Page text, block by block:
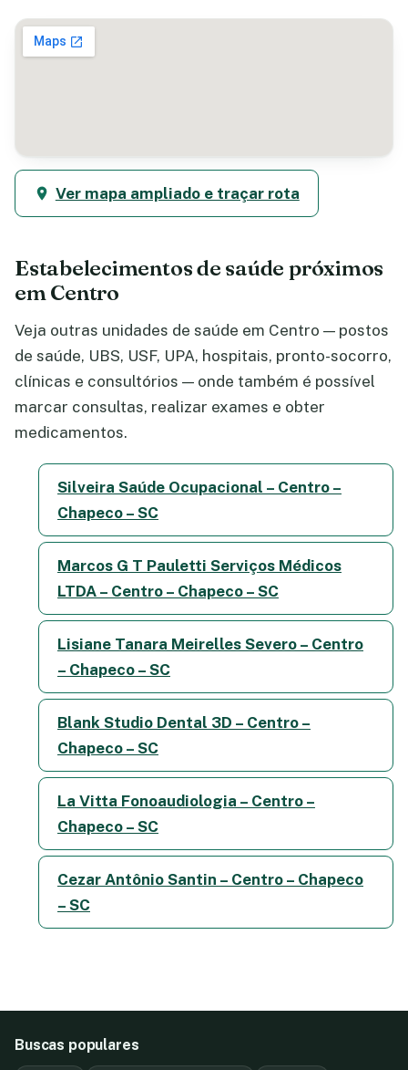
Ver mapa ampliado e traçar rota
Estabelecimentos de saúde próximos
em Centro
Veja outras unidades de saúde em Centro — postos
de saúde, UBS, USF, UPA, hospitais, pronto-socorro,
clínicas e consultórios — onde também é possível
marcar consultas, realizar exames e obter
medicamentos.
Silveira Saúde Ocupacional – Centro –
Chapeco – SC
Marcos G T Pauletti Serviços Médicos
LTDA – Centro – Chapeco – SC
Lisiane Tanara Meirelles Severo – Centro
– Chapeco – SC
Blank Studio Dental 3D – Centro –
Chapeco – SC
La Vitta Fonoaudiologia – Centro –
Chapeco – SC
Cezar Antônio Santin – Centro – Chapeco
– SC
Buscas populares